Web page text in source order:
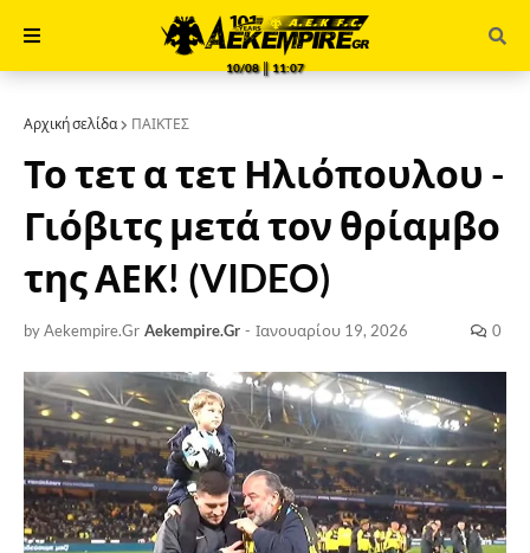
10/08 ║ 11:07
Αρχική σελίδα ΠΑΙΚΤΕΣ
Το τετ α τετ Ηλιόπουλου -
Γιόβιτς μετά τον θρίαμβο
της ΑΕΚ! (VIDEO)
by Aekempire.Gr Aekempire.Gr - Ιανουαρίου 19, 2026 0